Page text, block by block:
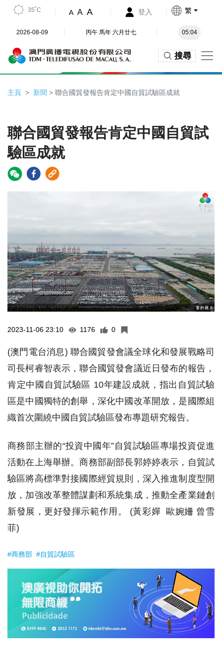
35˚C A A A 登入 繁
2026-08-09 丙午 馬年 六月廿七 05:04
搜尋
主頁 新聞 > 聯合國貿發報告肯定中國自貿試驗區成就
聯合國貿發報告肯定中國自貿試
驗區成就
2023-11-06 23:10 1176 0
(澳門電台消息) 聯合國貿發會議全球化和發展戰略司
司長柯睿智表示，聯合國貿發會議近日發布的報告，
肯定中國自貿試驗區 10年建設成就，指出自貿試驗
區是中國獨特的創舉，深化中國改革開放，是國際組
織首次圍繞中國自貿試驗區發布專題研究報告。
商務部主辦的“投資中國年”自貿試驗區專場投資促進
活動在上海舉辦。商務部副部長郭婷婷表示，自貿試
驗區將高標準對接國際經貿規則，深入推進制度型開
放，加強改革整體謀劃和系統集成，推動全產業鏈創
新發展，更好發揮示範作用。 (黃彩嬋 歐婉姍 曾雪
菲)
#商務部 #自貿試驗區